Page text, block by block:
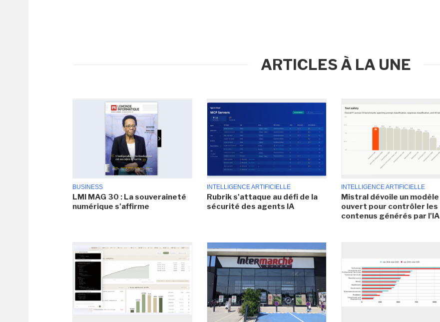
ARTICLES À LA UNE
BUSINESS
LMI MAG 30 : La souveraineté
numérique s'affirme
INTELLIGENCE ARTIFICIELLE
Rubrik s'attaque au défi de la
sécurité des agents IA
INTELLIGENCE ARTIFICIELLE
Mistral dévoile un modèle
ouvert pour contrôler les
contenus générés par l'IA